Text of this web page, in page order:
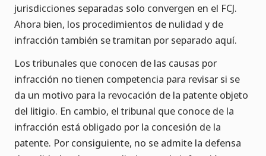
jurisdicciones separadas solo convergen en el FCJ.
Ahora bien, los procedimientos de nulidad y de
infracción también se tramitan por separado aquí.
Los tribunales que conocen de las causas por
infracción no tienen competencia para revisar si se
da un motivo para la revocación de la patente objeto
del litigio. En cambio, el tribunal que conoce de la
infracción está obligado por la concesión de la
patente. Por consiguiente, no se admite la defensa